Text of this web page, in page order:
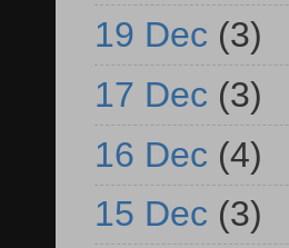
19 Dec (3)
17 Dec (3)
16 Dec (4)
15 Dec (3)